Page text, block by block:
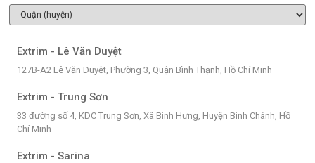
Extrim - Lê Văn Duyệt
127B-A2 Lê Văn Duyệt, Phường 3, Quận Bình Thạnh, Hồ Chí Minh
Extrim - Trung Sơn
33 đường số 4, KDC Trung Sơn, Xã Bình Hưng, Huyện Bình Chánh, Hồ
Chí Minh
Extrim - Sarina